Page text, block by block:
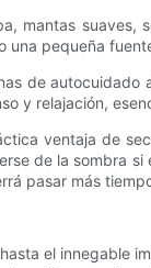
mantas
pequeña
de
y relajación,
ventaja de
de la sombra
pasar más
el innegable